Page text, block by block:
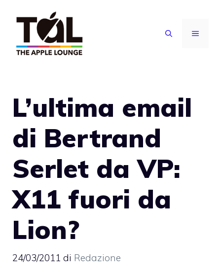
contenuto
MENU
L’ultima email
di Bertrand
Serlet da VP:
X11 fuori da
Lion?
24/03/2011 di Redazione